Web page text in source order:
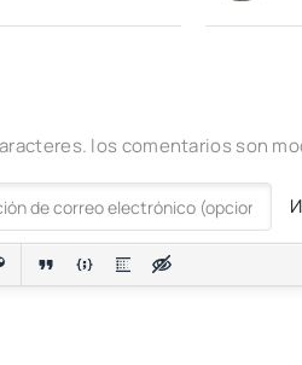
los comentarios son